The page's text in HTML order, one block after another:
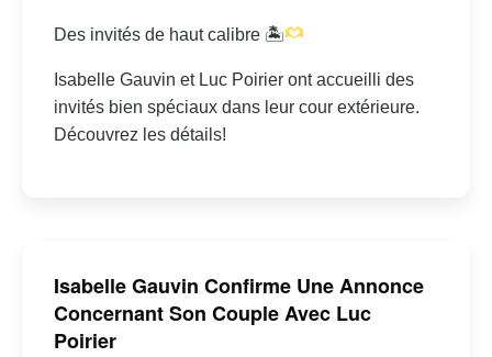
Des invités de haut calibre 🏝
Isabelle Gauvin et Luc Poirier ont accueilli des
invités bien spéciaux dans leur cour extérieure.
Découvrez les détails!
Isabelle Gauvin Confirme Une Annonce
Concernant Son Couple Avec Luc
Poirier